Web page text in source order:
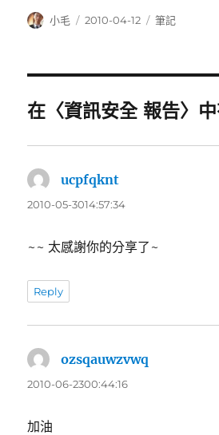
作
小毛
發
2010-04-12
分
筆記
在〈資訊安全 報告〉
ucpfqknt
示:
2010-05-3014:57:34
~~ 太感謝你的分享了~
Reply
ozsqauwzvwq
2010-06-2300:44:16
加油